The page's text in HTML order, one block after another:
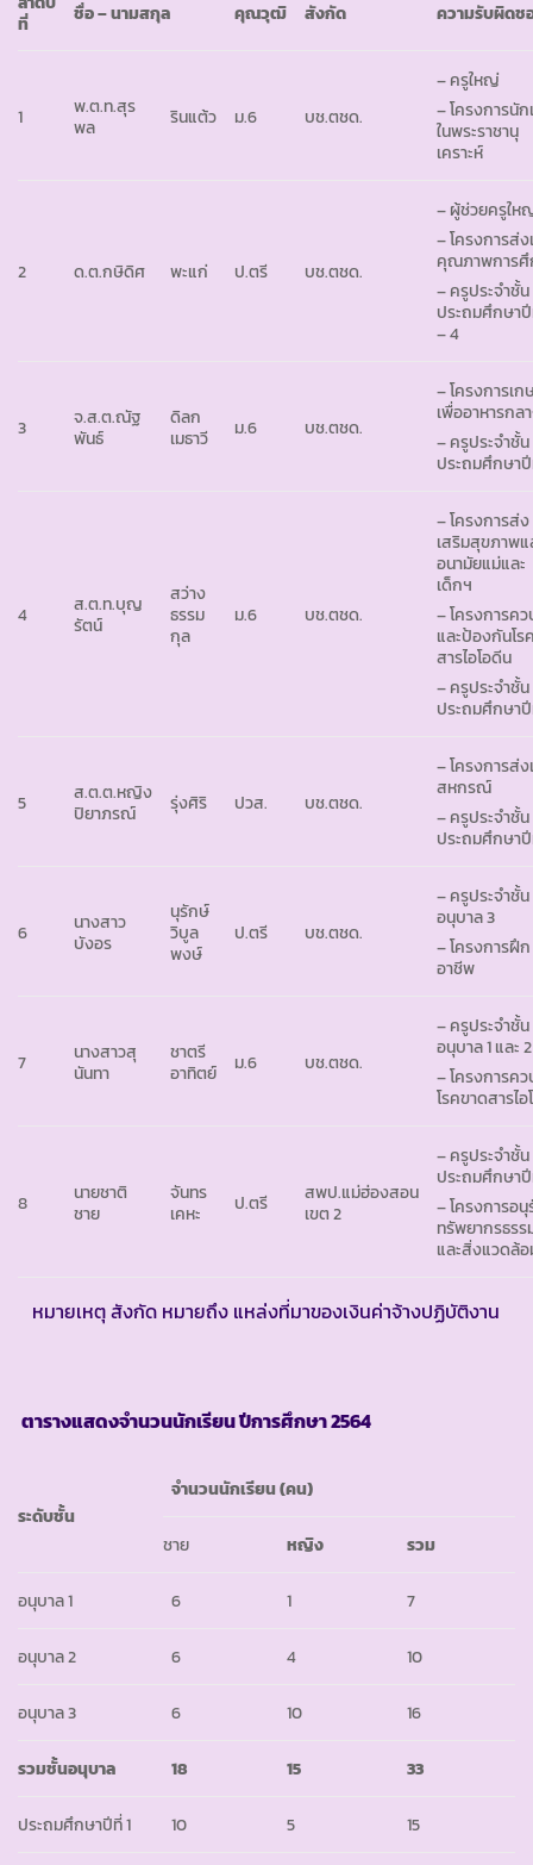
ที่
ชื่อ – นามสกุล คุณวุฒิ สังกัด ความรับผิดช
1
พ.ต.ท.สุร
พล
รินแต้ว ม.6 บช.ตชด.
– ครูใหญ่
– โครงการนัก
ในพระราชานุ
เคราะห์
2 ด.ต.กษิดิศ พะแก่ ป.ตรี บช.ตชด.
– ผู้ช่วยครูให
– โครงการส่
คุณภาพการศึ
– ครูประจำชั้น
ประถมศึกษา
– 4
3
จ.ส.ต.ณัฐ
พันธ์
ดิลก
เมธาวี
ม.6 บช.ตชด.
– โครงการเ
เพื่ออาหารกล
– ครูประจำชั้น
ประถมศึกษา
4
ส.ต.ท.บุญ
รัตน์
สว่าง
ธรรม
กุล
ม.6 บช.ตชด.
– โครงการส่ง
เสริมสุขภาพแ
อนามัยแม่และ
เด็กฯ
– โครงการค
และป้องกันโร
สารไอโอดีน
– ครูประจำชั้น
ประถมศึกษา
5
ส.ต.ต.หญิง
ปิยาภรณ์
รุ่งศิริ ปวส. บช.ตชด.
– โครงการส่
สหกรณ์
– ครูประจำชั้น
ประถมศึกษา
6
นางสาว
บังอร
นุรักษ์
วิบูล
พงษ์
ป.ตรี บช.ตชด.
– ครูประจำชั้น
อนุบาล 3
– โครงการฝึก
อาชีพ
7
นางสาวสุ
นันทา
ชาตรี
อาทิตย์
ม.6 บช.ตชด.
– ครูประจำชั้น
อนุบาล 1 และ 2
– โครงการค
โรคขาดสารไ
8
นายชาติ
ชาย
จันทร
เคหะ
ป.ตรี
สพป.แม่ฮ่องสอน
เขต 2
– ครูประจำชั้น
ประถมศึกษาปี
– โครงการอ
ทรัพยากรธร
และสิ่งแวดล้
หมายเหตุ สังกัด หมายถึง แหล่งที่มาของเงินค่าจ้างปฏิบัติงาน
ตารางแสดงจำนวนนักเรียน ปีการศึกษา2564
ระดับชั้น
จำนวนนักเรียน (คน)
ชาย หญิง รวม
อนุบาล 1 6 1 7
อนุบาล 2 6 4 10
อนุบาล 3 6 10 16
รวมชั้นอนุบาล 18 15 33
ประถมศึกษาปีที่ 1 10 5 15